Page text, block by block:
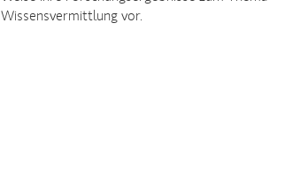
Wissensvermittlung vor.